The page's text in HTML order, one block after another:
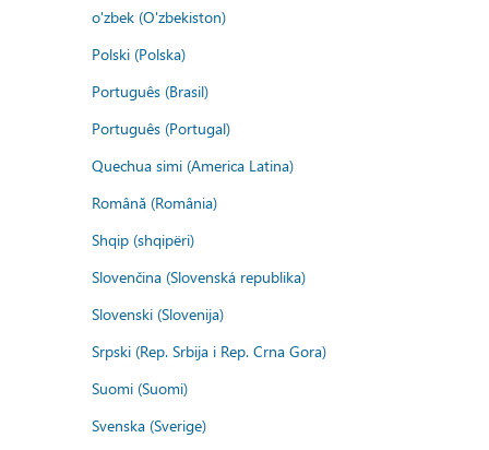
o'zbek (O'zbekiston)
Polski (Polska)
Português (Brasil)
Português (Portugal)
Quechua simi (America Latina)
Română (România)
Shqip (shqipëri)
Slovenčina (Slovenská republika)
Slovenski (Slovenija)
Srpski (Rep. Srbija i Rep. Crna Gora)
Suomi (Suomi)
Svenska (Sverige)